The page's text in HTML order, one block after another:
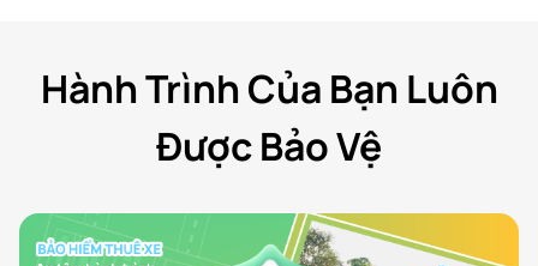
Hành Trình Của Bạn Luôn
Được Bảo Vệ